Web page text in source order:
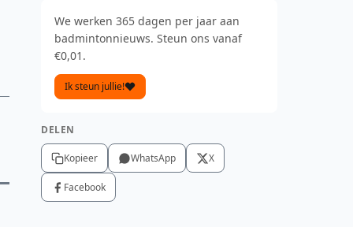
We werken 365 dagen per jaar aan
badmintonnieuws. Steun ons vanaf
€0,01.
Ik steun jullie!
DELEN
Kopieer WhatsApp X
Facebook